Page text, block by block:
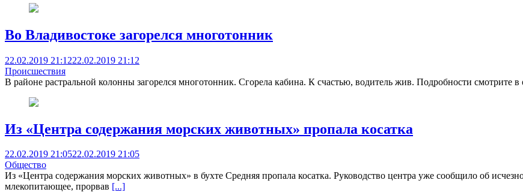
Во Владивостоке загорелся многотонник
22.02.2019 21:1222.02.2019 21:12
Происшествия
В районе растральной колонны загорелся многотонник. Сгорела кабина. К счастью, водитель жив. Подробности смотрите
Из «Центра содержания морских животных» пропала косатка
22.02.2019 21:0522.02.2019 21:05
Общество
Из «Центра содержания морских животных» в бухте Средняя пропала косатка. Руководство центра уже сообщило об
млекопитающее, прорвав [...]